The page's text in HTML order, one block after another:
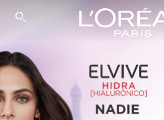
SEARCH THIS SITE